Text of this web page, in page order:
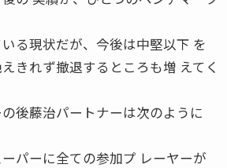
る現状だが、今後は中堅以下 を
きれず撤退するところも増 えてく
後藤治パートナーは次のように
ーパーに全ての参加プ レーヤーが